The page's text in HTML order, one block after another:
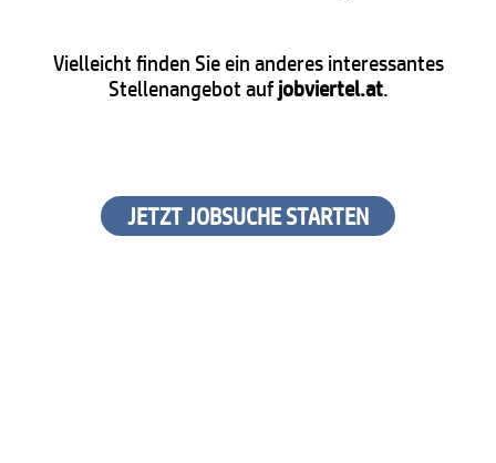
Vielleicht finden Sie ein anderes interessantes
Stellenangebot aufjobviertel.at.
JETZT JOBSUCHE STARTEN